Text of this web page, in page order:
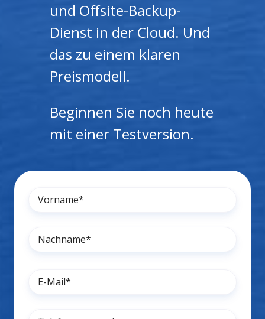
und Offsite-Backup-
Dienst in der Cloud. Und
das zu einem klaren
Preismodell.
Beginnen Sie noch heute
mit einer Testversion.